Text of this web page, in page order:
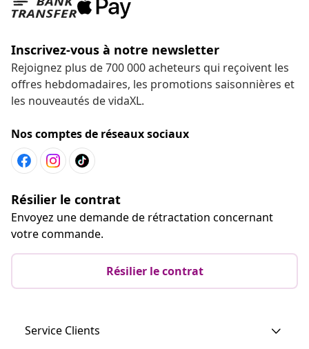
Inscrivez-vous à notre newsletter
Rejoignez plus de 700 000 acheteurs qui reçoivent les
offres hebdomadaires, les promotions saisonnières et
les nouveautés de vidaXL.
Nos comptes de réseaux sociaux
Résilier le contrat
Envoyez une demande de rétractation concernant
votre commande.
Résilier le contrat
Service Clients